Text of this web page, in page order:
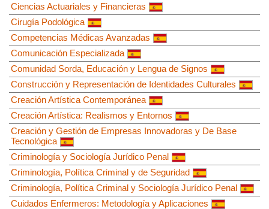
Ciencias Actuariales y Financieras
Cirugía Podológica
Competencias Médicas Avanzadas
Comunicación Especializada
Comunidad Sorda, Educación y Lengua de Signos
Construcción y Representación de Identidades Culturales
Creación Artística Contemporánea
Creación Artística: Realismos y Entornos
Creación y Gestión de Empresas Innovadoras y De Base
Tecnológica
Criminología y Sociología Jurídico Penal
Criminología, Política Criminal y de Seguridad
Criminología, Política Criminal y Sociología Jurídico Penal
Cuidados Enfermeros: Metodología y Aplicaciones